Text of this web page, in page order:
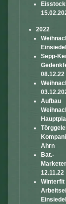
2022
Sepp-
08.12.22
Aufbau
Ahrn
Bat.-
12.11.22
Winterfit